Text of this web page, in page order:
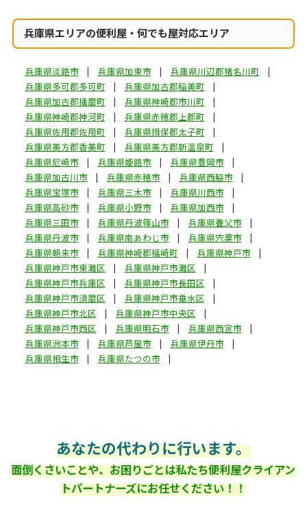
兵庫県エリアの便利屋・何でも屋対応エリア
兵庫県淡路市 兵庫県加東市
兵庫県川辺郡猪名川町
兵庫県多可郡多可町
兵庫県加古郡稲美町
兵庫県加古郡播磨町
兵庫県神崎郡市川町
兵庫県神崎郡神河町
兵庫県赤穂郡上郡町
兵庫県佐用郡佐用町
兵庫県揖保郡太子町
兵庫県美方郡香美町
兵庫県美方郡新温泉町
兵庫県尼崎市
兵庫県姫路市
兵庫県豊岡市
兵庫県加古川市
兵庫県赤穂市
兵庫県西脇市
兵庫県宝塚市
兵庫県三木市
兵庫県川西市
兵庫県高砂市
兵庫県小野市
兵庫県加西市
兵庫県三田市
兵庫県丹波篠山市
兵庫県養父市
兵庫県丹波市
兵庫県南あわじ市
兵庫県宍粟市
兵庫県朝来市
兵庫県神崎郡福崎町
兵庫県神戸市
兵庫県神戸市東灘区
兵庫県神戸市灘区
兵庫県神戸市兵庫区
兵庫県神戸市長田区
兵庫県神戸市須磨区
兵庫県神戸市垂水区
兵庫県神戸市北区
兵庫県神戸市中央区
兵庫県神戸市西区
兵庫県明石市
兵庫県西宮市
兵庫県洲本市
兵庫県芦屋市
兵庫県伊丹市
兵庫県相生市
兵庫県たつの市
あなたの代わりに行います。
面倒くさいことや、お困りごとは私たち便利屋クライアン
トパートナーズにお任せください！！